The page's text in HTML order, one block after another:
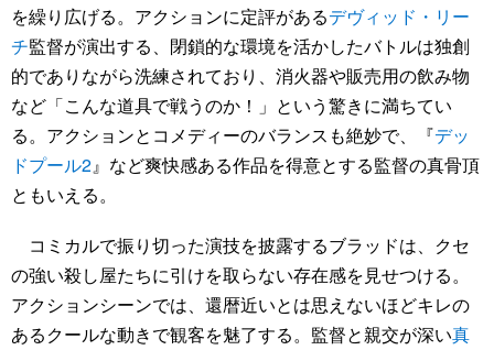
を繰り広げる。アクションに定評があるデヴィッド・リー
チ監督が演出する、閉鎖的な環境を活かしたバトルは独創
的でありながら洗練されており、消火器や販売用の飲み物
など「こんな道具で戦うのか！」という驚きに満ちてい
る。アクションとコメディーのバランスも絶妙で、『デッ
ドプール2』など爽快感ある作品を得意とする監督の真骨頂
ともいえる。
コミカルで振り切った演技を披露するブラッドは、クセ
の強い殺し屋たちに引けを取らない存在感を見せつける。
アクションシーンでは、還暦近いとは思えないほどキレの
あるクールな動きで観客を魅了する。監督と親交が深い真